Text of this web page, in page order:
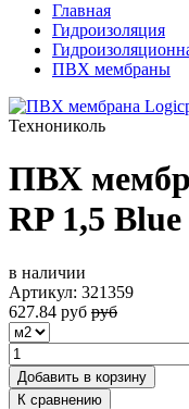
Главная
Гидроизоляция
ПВХ мембраны
Технониколь
ПВХ
RP 1,5
в наличии
Артикул: 321359
627.84 руб руб
Добавить в корзину
К сравнению